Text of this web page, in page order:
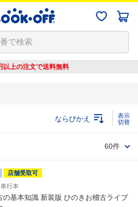
以上の注文で送料無料
ならびかえ
60件
店舗受取可
単行本
の基本知識 新装版 ひのきお稽古ライブ